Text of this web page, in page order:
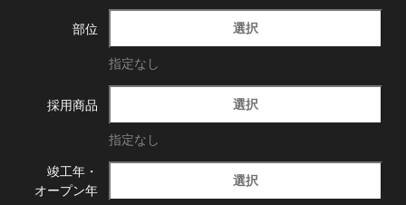
部位 選択
指定なし
採用商品 選択
指定なし
竣工年・
オープン年
選択